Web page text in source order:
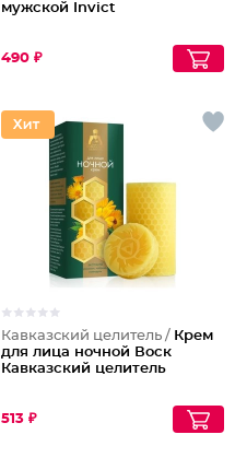
мужской Invict
490 ₽
Кавказский целитель / Крем
для лица ночной Воск
Кавказский целитель
513 ₽